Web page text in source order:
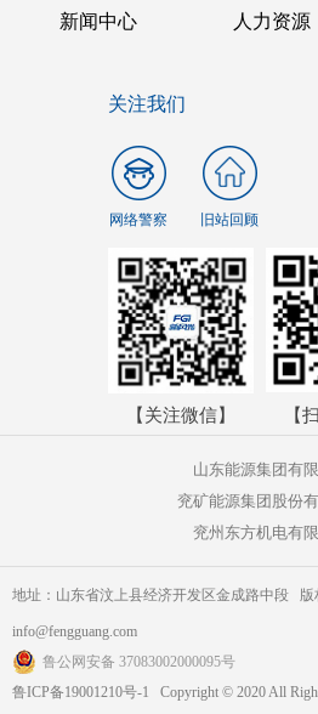
新闻中心 人力资源
关注我们
网络警察 旧站回顾
【关注微信】 【
山东能源集团有
兖矿能源集团股份
兖州东方机电有
地址：山东省汶上县经济开发区金成路中段 版
info@fengguang.com
鲁公网安备 37083002000095号
鲁ICP备19001210号-1 Copyright © 2020 All